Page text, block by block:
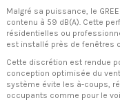
Malgré sa puissance, le
contenu à 59 dB(A). Cette
résidentielles ou
est installé près de fenêtres
Cette discrétion est rendue
conception optimisée du
système évite les à-coups,
occupants comme pour le